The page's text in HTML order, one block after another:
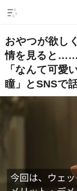
おやつが欲し
情を見ると……
「なんて可愛
瞳」とSNSで